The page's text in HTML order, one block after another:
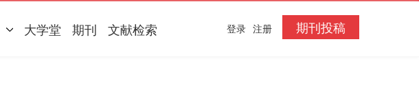
大学堂 期刊 文献检索 期刊投稿
登录 注册